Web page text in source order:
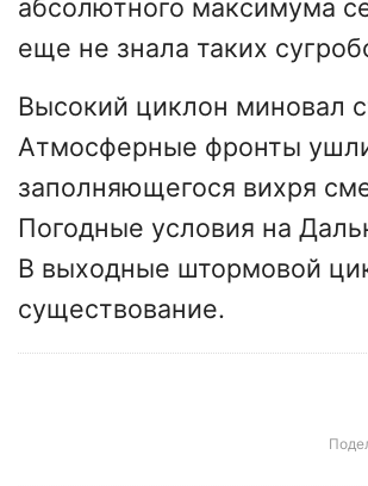
абсолютного максимума
еще не знала таких
Высокий циклон миновал
Атмосферные фронты
заполняющегося вихря
Погодные условия на
В выходные штормовой
существование.